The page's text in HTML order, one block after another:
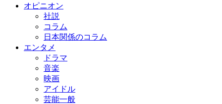
オピニオン
社説
コラム
日本関係のコラム
エンタメ
ドラマ
音楽
映画
アイドル
芸能一般